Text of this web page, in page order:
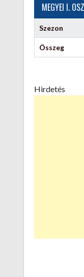
MEGYEI I.
Szezon
Összeg
Hirdetés